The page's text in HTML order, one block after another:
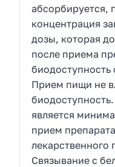
абсорбируется,
концентрация
дозы, которая
после приема
биодоступность
Прием пищи не
является
прием
лекарственного
Связывание с